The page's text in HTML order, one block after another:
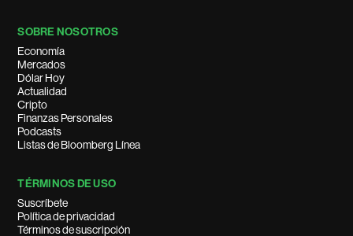
SOBRE NOSOTROS
Economía
Mercados
Dólar Hoy
Actualidad
Cripto
Finanzas Personales
Podcasts
Listas de Bloomberg Línea
TÉRMINOS DE USO
Suscríbete
Política de privacidad
Términos de suscripción